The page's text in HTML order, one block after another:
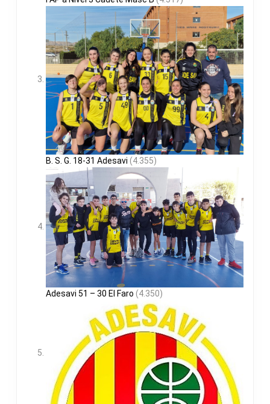
B. S. G. 18-31 Adesavi (4.355)
Adesavi 51 – 30 El Faro (4.350)